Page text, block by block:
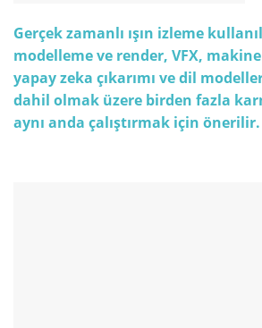
Gerçek zamanlı ışın izleme
modelleme ve render, VFX,
yapay zeka çıkarımı ve dil
dahil olmak üzere birden fazla
aynı anda çalıştırmak için önerilir.